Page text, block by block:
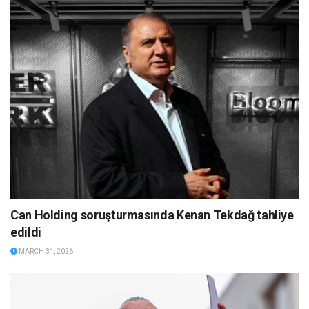
Can Holding soruşturmasında Kenan Tekdağ tahliye
edildi
MARCH 31, 2026